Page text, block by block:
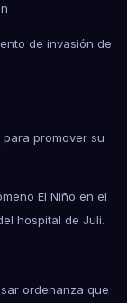
de invasión de
promover su
El Niño en el
hospital de Juli.
ordenanza que